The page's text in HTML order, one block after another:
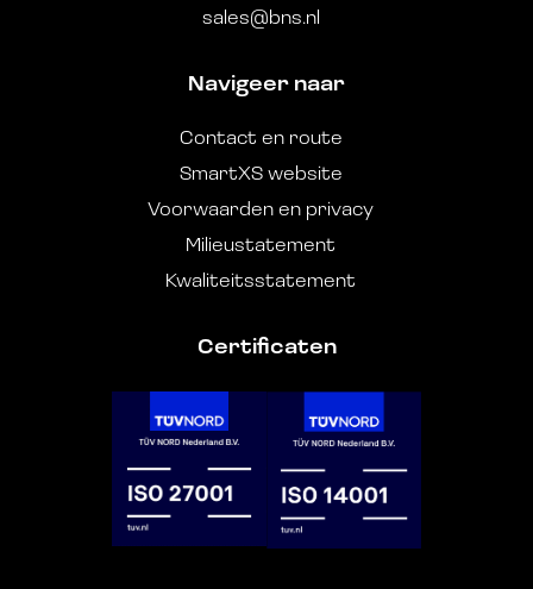
sales@bns.nl
Navigeer naar
Contact en route
SmartXS website
Voorwaarden en privacy
Milieustatement
Kwaliteitsstatement
Certificaten